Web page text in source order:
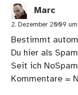
Marc
2. Dezember 2009
Bestimmt
Du hier als
Seit ich
Kommentare =